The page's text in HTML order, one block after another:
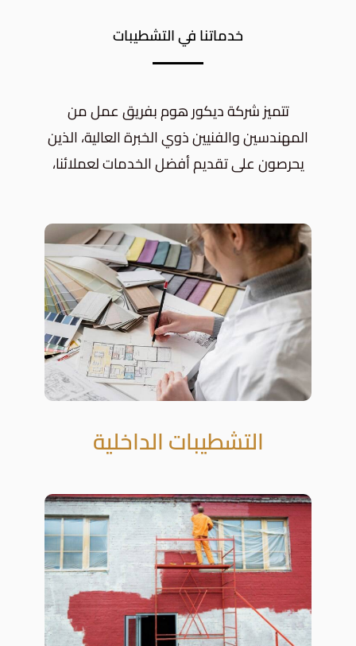
خدماتنا في التشطيبات
تتميز شركة ديكور هوم بفريق عمل من
المهندسين والفنيين ذوي الخبرة العالية، الذين
يحرصون على تقديم أفضل الخدمات لعملائنا،
التشطيبات الداخلية